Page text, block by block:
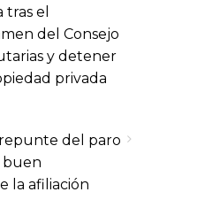
el
del Consejo
y detener
privada
del paro
buen
la afiliación